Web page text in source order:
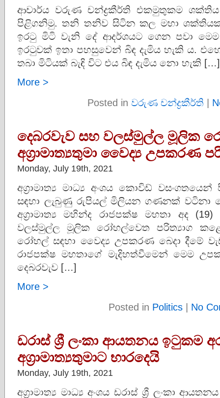
ආචාර්ය වරුණ චන්ද්‍රකීර්ති එකමුතුකම
පිළිගනිමු. තනි තනිව සිටින කල මහා
ඉරටු මිටි වැනි දේ ආදර්ශයට ගෙන පවා
ඉරටුවක් ඉතා පහසුවෙන් බිඳ දැමිය හැකි ය.
තබා මිටියක් බැඳි විට එය බිඳ දැමිය නො හැකි […]
More >
Posted in වරුණ චන්ද්‍රකීර්ති |
දෙබරවැව සහ වලස්මුල්ල මූලික
අග්‍රාමාත්‍යතුමා වෛද්‍ය උපකරණ
Monday, July 19th, 2021
අග්‍රාමාත්‍ය මාධ්‍ය අංශය කොවිඩ්
සඳහා ලැබුණු රුපියල් මිලියන ගණනක්
අග්‍රාමාත්‍ය මහින්ද රාජපක්ෂ මහතා අද
වලස්මුල්ල මූලික රෝහල්වෙත පරිත්‍යාග
රෝහල් සඳහා වෛද්‍ය උපකරණ බෙදා දීමේ
රාජපක්ෂ මහතාගේ මැදිහත්වීමෙන් මෙම
දෙබරවැව […]
More >
Posted in Politics | No
ඩරාස් ශ්‍රී ලංකා ආයතනය ඉටුකම
අග්‍රාමාත්‍යතුමාට භාරදෙයි
Monday, July 19th, 2021
අග්‍රාමාත්‍ය මාධ්‍ය අංශය ඩරාස් ශ්‍රී ලංකා